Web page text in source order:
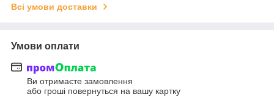
Всі умови доставки
Умови оплати
Ви отримаєте замовлення
або гроші повернуться на вашу картку